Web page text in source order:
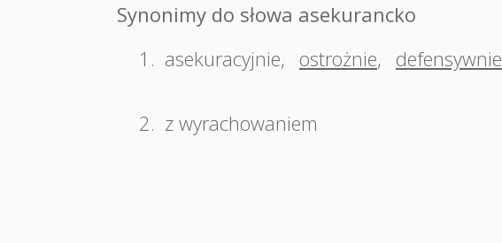
Synonimy do słowa asekurancko
1. asekuracyjnie, ostrożnie, defensywnie
2. z wyrachowaniem